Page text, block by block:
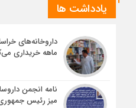
یادداشت ها
ماهه خریداری
نامه انجمن
میز رئیس